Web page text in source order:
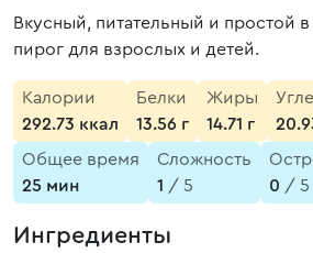
Вкусный, питательный и простой
пирог для взрослых и детей.
Калории
292.73 ккал
Белки
13.56 г
Жиры
14.71 г
Общее время
25 мин
Сложность
1 / 5
0 / 5
Ингредиенты